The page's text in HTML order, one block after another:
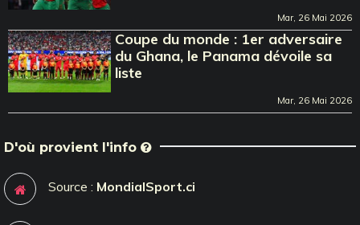
Mar, 26 Mai 2026
Coupe du monde : 1er adversaire
du Ghana, le Panama dévoile sa
liste
Mar, 26 Mai 2026
D'où provient l'info
Source : MondialSport.ci